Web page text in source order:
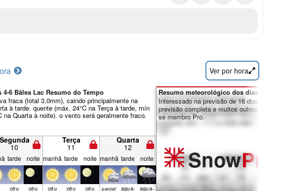
Ver por hora
4-6 Bâlea Lac Resumo do Tempo
fraca (total 3.0mm), caindo principalmente na
à tarde. quente (máx. 24°C na Terça à tarde, mín
na Quarta à noite). o vento será geralmente fraco.
Segunda
10
Terça
11
Quarta
12
tarde noite manhã tarde noite manhã tarde noite
céu céu céu céu céu parcial/ agua­ agua­
Resumo meteorológico dos dias 7-16:
Interessado na previsão de 16 dias?
previsão completa e muitos outros
se membro Pro.
SnowPro